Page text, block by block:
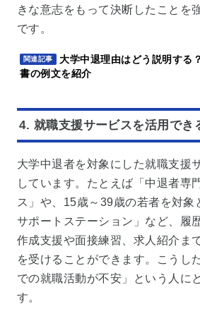
きな意志をもって決断したことを
です。
関連記事
大学中退理由はどう説明する
書の例文を紹介
4. 就職支援サービスを活用でき
大学中退者を対象にした就職支援
しています。たとえば「中退者専
ス」や、15歳～39歳の若者を対象
サポートステーション」など、履
作成支援や面接練習、求人紹介ま
を受けることができます。こうし
での就職活動が不安」という人に
す。